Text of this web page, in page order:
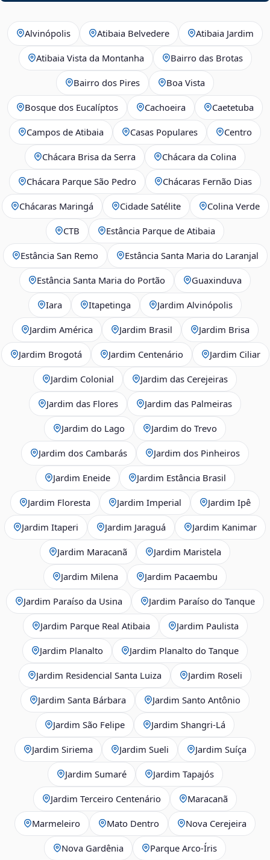
Alvinópolis Atibaia Belvedere Atibaia Jardim
Atibaia Vista da Montanha Bairro das Brotas
Bairro dos Pires Boa Vista
Bosque dos Eucalíptos Cachoeira Caetetuba
Campos de Atibaia Casas Populares Centro
Chácara Brisa da Serra Chácara da Colina
Chácara Parque São Pedro Chácaras Fernão Dias
Chácaras Maringá Cidade Satélite Colina Verde
CTB Estância Parque de Atibaia
Estância San Remo Estância Santa Maria do Laranjal
Estância Santa Maria do Portão Guaxinduva
Iara Itapetinga Jardim Alvinópolis
Jardim América Jardim Brasil Jardim Brisa
Jardim Brogotá Jardim Centenário Jardim Ciliar
Jardim Colonial Jardim das Cerejeiras
Jardim das Flores Jardim das Palmeiras
Jardim do Lago Jardim do Trevo
Jardim dos Cambarás Jardim dos Pinheiros
Jardim Eneide Jardim Estância Brasil
Jardim Floresta Jardim Imperial Jardim Ipê
Jardim Itaperi Jardim Jaraguá Jardim Kanimar
Jardim Maracanã Jardim Maristela
Jardim Milena Jardim Pacaembu
Jardim Paraíso da Usina Jardim Paraíso do Tanque
Jardim Parque Real Atibaia Jardim Paulista
Jardim Planalto Jardim Planalto do Tanque
Jardim Residencial Santa Luiza Jardim Roseli
Jardim Santa Bárbara Jardim Santo Antônio
Jardim São Felipe Jardim Shangri-Lá
Jardim Siriema Jardim Sueli Jardim Suíça
Jardim Sumaré Jardim Tapajós
Jardim Terceiro Centenário Maracanã
Marmeleiro Mato Dentro Nova Cerejeira
Nova Gardênia Parque Arco-Íris